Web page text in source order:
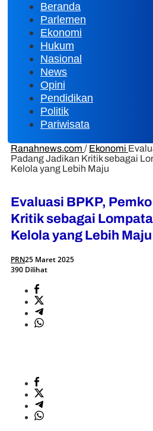
Beranda
Parlemen
Ekonomi
Hukum
Nasional
News
Opini
Pendidikan
Politik
Pariwisata
Ranahnews.com / Ekonomi
Padang Jadikan Kritik sebagai
Kelola yang Lebih Maju
Evaluasi BPKP,
Kritik sebagai
Kelola yang Lebih Maju
PRN25 Maret 2025
390 Dilihat